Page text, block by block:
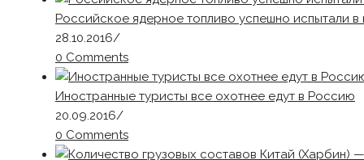
Российское ядерное топливо успешно испытали
28.10.2016/
0 Comments
Иностранные туристы все охотнее едут в Россию
20.09.2016/
0 Comments